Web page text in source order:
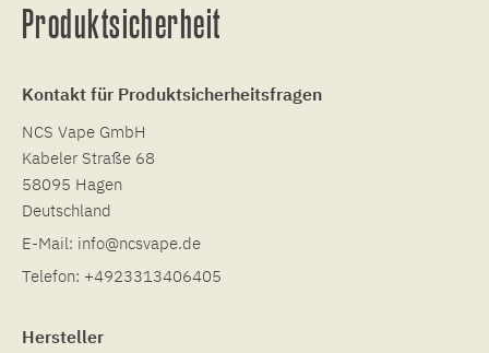
Produktsicherheit
Kontakt für Produktsicherheitsfragen
NCS Vape GmbH
Kabeler Straße 68
58095 Hagen
Deutschland
E-Mail: info@ncsvape.de
Telefon: +4923313406405
Hersteller